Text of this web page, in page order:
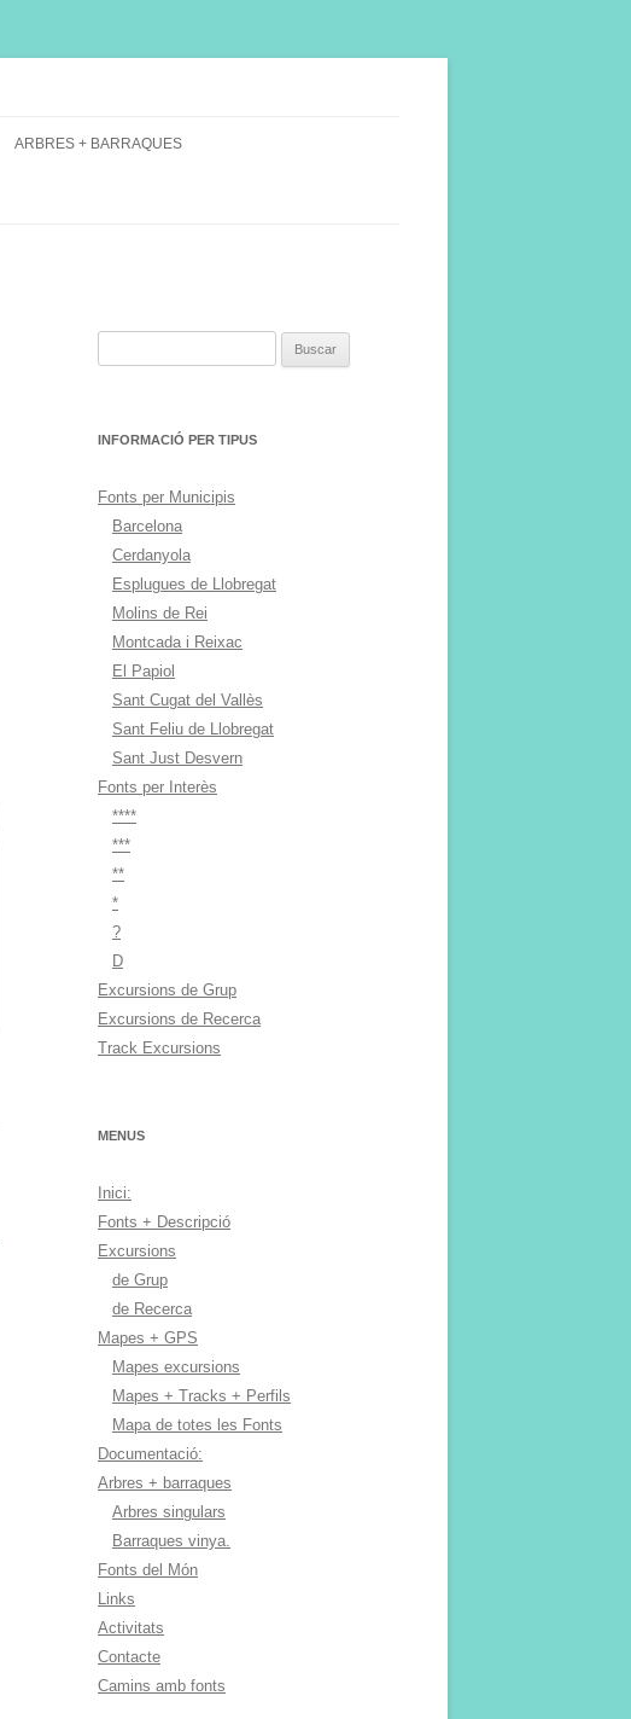
ARBRES + BARRAQUES
INFORMACIÓ PER TIPUS
Fonts per Municipis
Barcelona
Cerdanyola
Esplugues de Llobregat
Molins de Rei
Montcada i Reixac
El Papiol
Sant Cugat del Vallès
Sant Feliu de Llobregat
Sant Just Desvern
Fonts per Interès
****
***
**
*
?
D
Excursions de Grup
Excursions de Recerca
Track Excursions
MENUS
Inici:
Fonts + Descripció
Excursions
de Grup
de Recerca
Mapes + GPS
Mapes excursions
Mapes + Tracks + Perfils
Mapa de totes les Fonts
Documentació:
Arbres + barraques
Arbres singulars
Barraques vinya.
Fonts del Món
Links
Activitats
Contacte
Camins amb fonts